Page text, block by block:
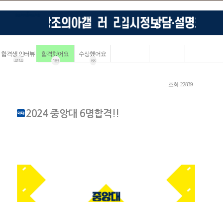
합격생 인터뷰
4114
합격했어요
183
수상했어요
68
ㆍ조회: 22839
2024 중앙대 6명합격!!